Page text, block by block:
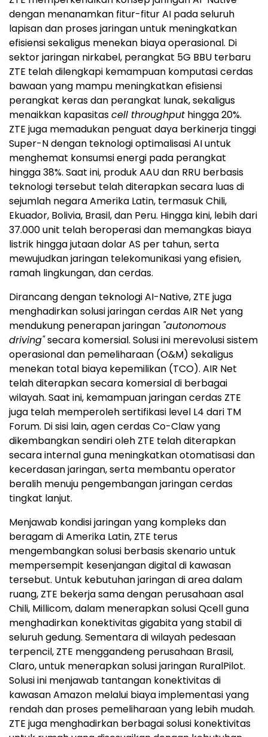
dengan menanamkan fitur-fitur AI pada seluruh
lapisan dan proses jaringan untuk meningkatkan
efisiensi sekaligus menekan biaya operasional. Di
sektor jaringan nirkabel, perangkat 5G BBU terbaru
ZTE telah dilengkapi kemampuan komputasi cerdas
bawaan yang mampu meningkatkan efisiensi
perangkat keras dan perangkat lunak, sekaligus
menaikkan kapasitascell throughput hingga 20%.
ZTE juga memadukan penguat daya berkinerja tinggi
Super-N dengan teknologi optimalisasi AI untuk
menghemat konsumsi energi pada perangkat
hingga 38%. Saat ini, produk AAU dan RRU berbasis
teknologi tersebut telah diterapkan secara luas di
sejumlah negara Amerika Latin, termasuk Chili,
Ekuador, Bolivia, Brasil, dan Peru. Hingga kini, lebih dari
37.000 unit telah beroperasi dan memangkas biaya
listrik hingga jutaan dolar AS per tahun, serta
mewujudkan jaringan telekomunikasi yang efisien,
ramah lingkungan, dan cerdas.
Dirancang dengan teknologi AI-Native, ZTE juga
menghadirkan solusi jaringan cerdas AIR Net yang
mendukung penerapan jaringan "autonomous
driving"secara komersial. Solusi ini merevolusi sistem
operasional dan pemeliharaan (O&M) sekaligus
menekan total biaya kepemilikan (TCO). AIR Net
telah diterapkan secara komersial di berbagai
wilayah. Saat ini, kemampuan jaringan cerdas ZTE
juga telah memperoleh sertifikasi level L4 dari TM
Forum. Di sisi lain, agen cerdas Co-Claw yang
dikembangkan sendiri oleh ZTE telah diterapkan
secara internal guna meningkatkan otomatisasi dan
kecerdasan jaringan, serta membantu operator
beralih menuju pengembangan jaringan cerdas
tingkat lanjut.
Menjawab kondisi jaringan yang kompleks dan
beragam di Amerika Latin, ZTE terus
mengembangkan solusi berbasis skenario untuk
mempersempit kesenjangan digital di kawasan
tersebut. Untuk kebutuhan jaringan di area dalam
ruang, ZTE bekerja sama dengan perusahaan asal
Chili, Millicom, dalam menerapkan solusi Qcell guna
menghadirkan konektivitas gigabita yang stabil di
seluruh gedung. Sementara di wilayah pedesaan
terpencil, ZTE menggandeng perusahaan Brasil,
Claro, untuk menerapkan solusi jaringan RuralPilot.
Solusi ini menjawab tantangan konektivitas di
kawasan Amazon melalui biaya implementasi yang
rendah dan proses pemeliharaan yang lebih mudah.
ZTE juga menghadirkan berbagai solusi konektivitas